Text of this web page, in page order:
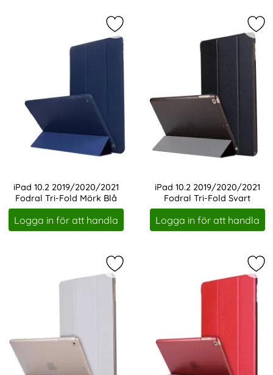
iPad 10.2 2019/2020/2021
Fodral Tri-Fold Mörk Blå
Art. nr 1184
Logga in för att handla
Markera iPad 10.2 2019/2020/
iPad 10.2 2019/2020/2021
Fodral Tri-Fold Svart
Art. nr 1185
Logga in för att handla
Markera iPad 10.2 2019/2020/